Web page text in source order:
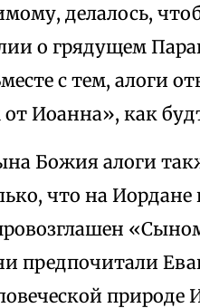
делалось,
о грядущем
с тем, алоги
Иоанна», как
Божия алоги
что на
предпочитали
природе